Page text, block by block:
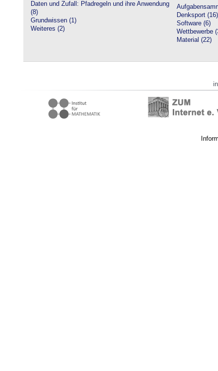
Daten und Zufall: Pfadregeln und ihre Anwendung
(8)
Grundwissen (1)
Weiteres (2)
Denksport (16)
Software (6)
Wettbewerbe
Material (22)